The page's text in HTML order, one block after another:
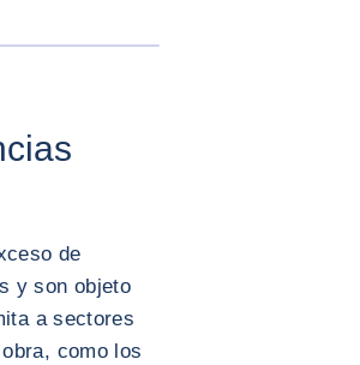
de
y son objeto
a sectores
como los